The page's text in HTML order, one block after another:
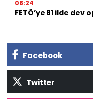
08:24
FETÖ’ye 81 ilde dev
Facebook
Twitter